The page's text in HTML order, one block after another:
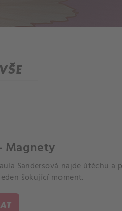
Magnety
Sandersová najde útěchu
šokující moment.